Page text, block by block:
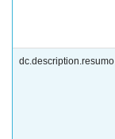
dc.description.resumo